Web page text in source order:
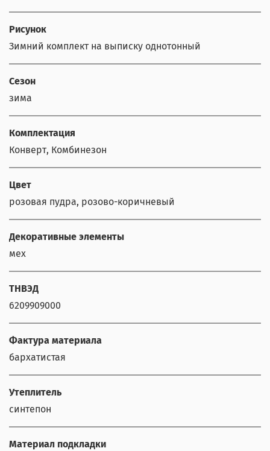
Рисунок
Зимний комплект на выписку однотонный
Сезон
зима
Комплектация
Конверт, Комбинезон
Цвет
розовая пудра, розово-коричневый
Декоративные элементы
мех
ТНВЭД
6209909000
Фактура материала
бархатистая
Утеплитель
синтепон
Материал подкладки